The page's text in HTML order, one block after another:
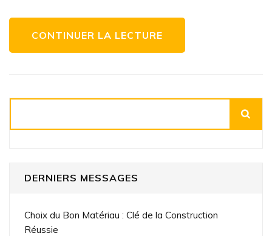
CONTINUER LA LECTURE
DERNIERS MESSAGES
Choix du Bon Matériau : Clé de la Construction
Réussie